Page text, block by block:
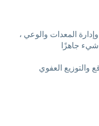
وإدارة المعدات والوعي ،
جاهزًا
والتوزيع العفوي